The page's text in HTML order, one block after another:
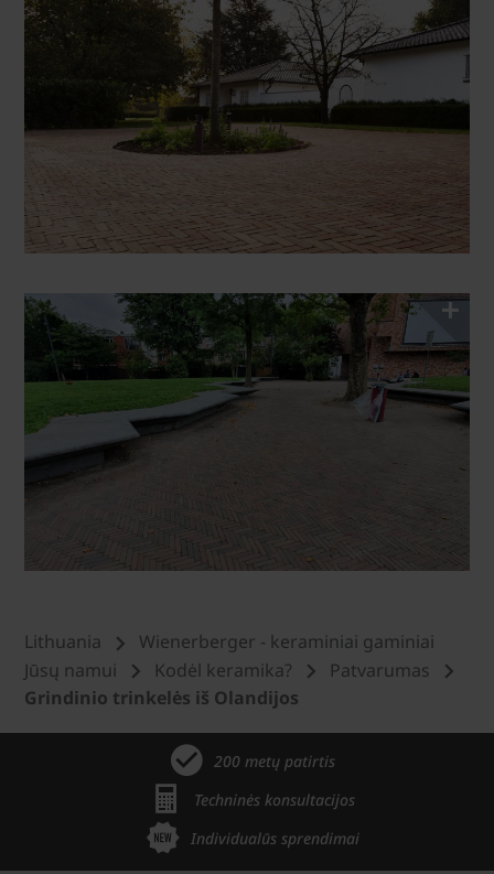
Lithuania
Wienerberger - keraminiai gaminiai
Jūsų namui
Kodėl keramika?
Patvarumas
Grindinio trinkelės iš Olandijos
200 metų patirtis
Techninės konsultacijos
Individualūs sprendimai